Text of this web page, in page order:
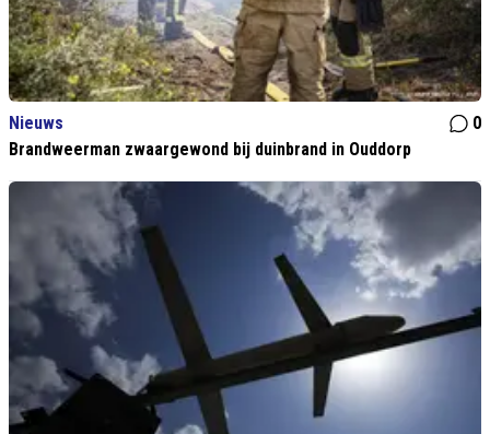
Nieuws
0
Brandweerman zwaargewond bij duinbrand in Ouddorp